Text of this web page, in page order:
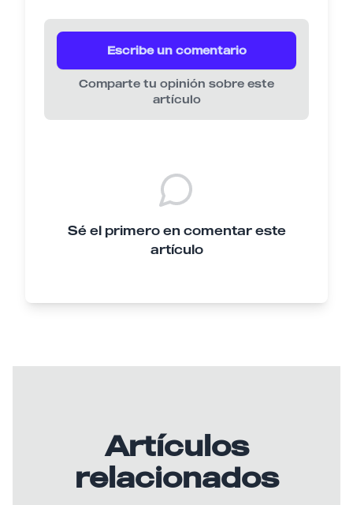
Escribe un comentario
Comparte tu opinión sobre este
artículo
Sé el primero en comentar este
artículo
Artículos
relacionados